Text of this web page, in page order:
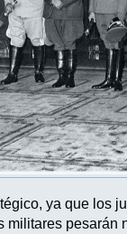
ya que los